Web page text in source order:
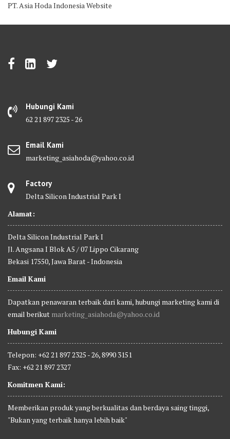
PT. Asia Hoda Indonesia Website
Hubungi Kami
62 21 897 2325 - 26
Email Kami
marketing_asiahoda@yahoo.co.id
Factory
Delta Silicon Industrial Park I
Alamat:
Delta Silicon Industrial Park I
Jl. Angsana I Blok A5 / 07 Lippo Cikarang
Bekasi 17550, Jawa Barat - Indonesia
Email Kami
Dapatkan penawaran terbaik dari kami, hubungi marketing kami di
email berikut marketing_asiahoda@yahoo.co.id
Hubungi Kami
Telepon: +62 21 897 2325 - 26, 8990 3151
Fax: +62 21 897 2327
Komitmen Kami:
Memberikan produk yang berkualitas dan berdaya saing tinggi,
"Bukan yang terbaik hanya lebih baik"